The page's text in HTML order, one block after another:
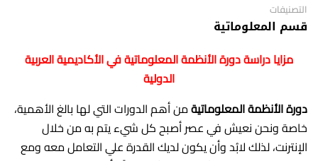
التصنيفات
قسم المعلوماتية
مزايا دراسة دورة الأنظمة المعلوماتية في الأكاديمية العربية
الدولية
دورة الأنظمة المعلوماتيةمن أهم الدورات التي لها بالغ الأهمية،
خاصة ونحن نعيش في عصر أصبح كل شيء يتم به من خلال
الإنترنت، لذلك لابُد وأن يكون لديك القدرة علي التعامل معه ومع